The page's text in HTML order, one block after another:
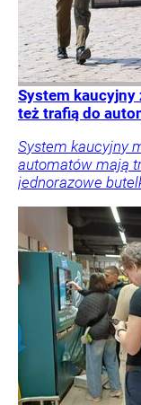
System
też trafią do
System kaucyjny
automatów mają
jednorazowe